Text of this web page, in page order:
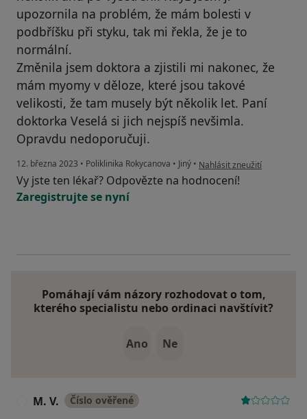
upozornila na problém, že mám bolesti v
podbříšku při styku, tak mi řekla, že je to
normální.
Změnila jsem doktora a zjistili mi nakonec, že
mám myomy v děloze, které jsou takové
velikosti, že tam musely být několik let. Paní
doktorka Veselá si jich nejspíš nevšimla.
Opravdu nedoporučuji.
12. března 2023 • Poliklinika Rokycanova • Jiný • podle názoru uživatele B.S.
Nahlásit zneužití
Vy jste ten lékař? Odpovězte na hodnocení!
Zaregistrujte se nyní
Pomáhají vám názory rozhodovat o tom,
kterého specialistu nebo ordinaci navštívit?
Ano Ne
M. V. Číslo ověřené